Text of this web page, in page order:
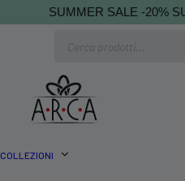
SUMMER SALE -20%
COLLEZIONI